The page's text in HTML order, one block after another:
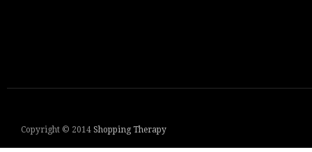
Copyright © 2014 Shopping Therapy